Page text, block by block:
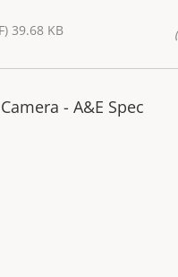
39.68 KB
- A&E Spec